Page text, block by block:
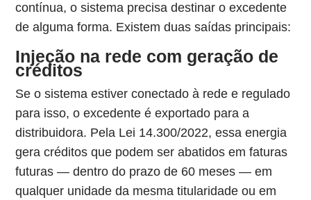
contínua, o sistema precisa destinar o excedente
de alguma forma. Existem duas saídas principais:
Injeção na rede com geração de
créditos
Se o sistema estiver conectado à rede e regulado
para isso, o excedente é exportado para a
distribuidora. Pela Lei 14.300/2022, essa energia
gera créditos que podem ser abatidos em faturas
futuras — dentro do prazo de 60 meses — em
qualquer unidade da mesma titularidade ou em